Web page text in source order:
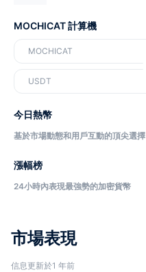
市場表現
信息更新於1 年前
MOCHICAT 計算機
MOCHICAT
USDT
今日熱幣
基於市場動態和用戶互動的頂尖選擇
漲幅榜
24小時內表現最強勢的加密貨幣